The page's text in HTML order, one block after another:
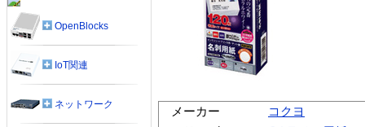
メーカー
コクヨ
OpenBlocks
IoT関連
ネットワーク